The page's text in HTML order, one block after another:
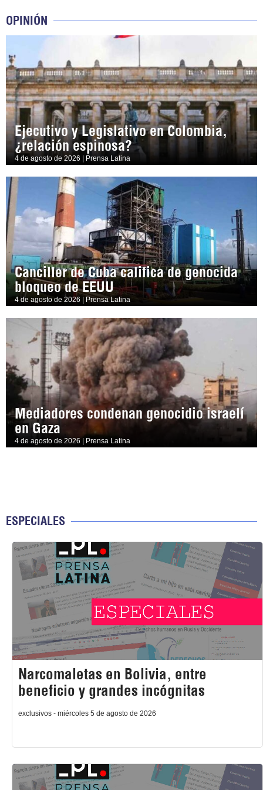
OPINIÓN
Ejecutivo y Legislativo en Colombia,
¿relación espinosa?
4 de agosto de 2026 | Prensa Latina
Canciller de Cuba califica de genocida
bloqueo de EEUU
4 de agosto de 2026 | Prensa Latina
Mediadores condenan genocidio israelí
en Gaza
4 de agosto de 2026 | Prensa Latina
ESPECIALES
Narcomaletas en Bolivia, entre
beneficio y grandes incógnitas
exclusivos - miércoles 5 de agosto de 2026